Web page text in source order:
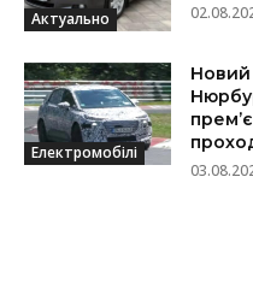
Актуально
Електромобілі
Новий